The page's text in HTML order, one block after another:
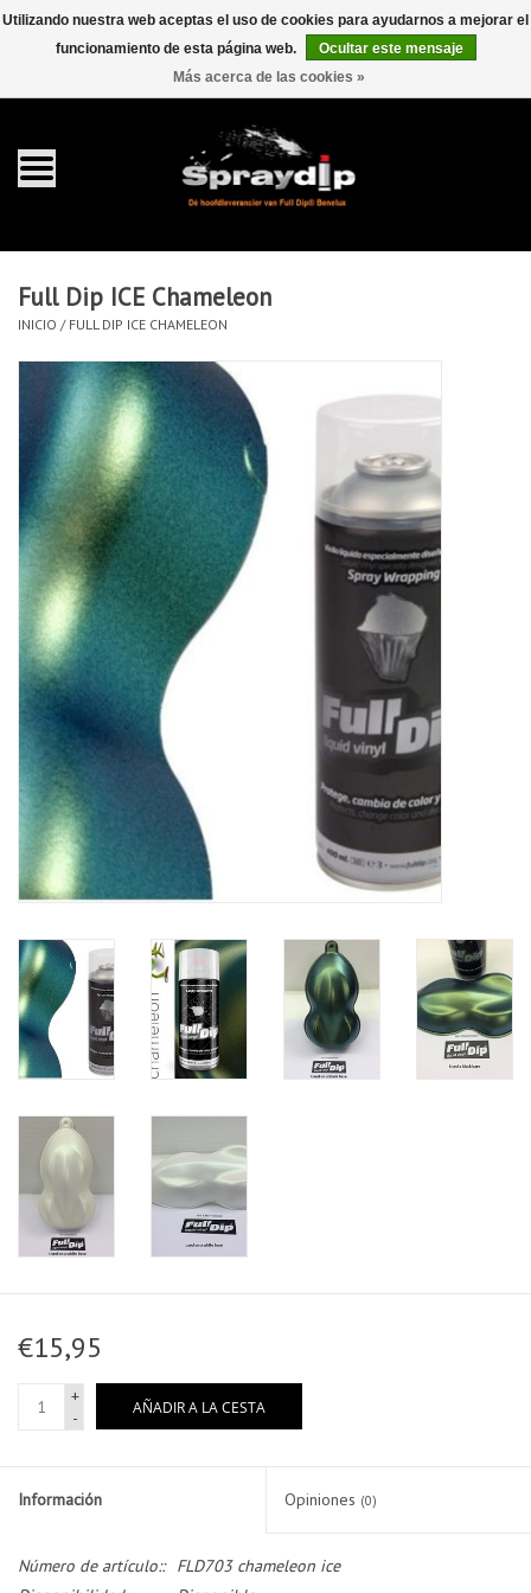
0 Artículos - €0,00
galón 4 liter
Spray 400ml
Completa dip sets
Dip pearls
accesorios Dippen
FullCarX® Detailing
Full Dip ICE Chameleon
INICIO / FULL DIP ICE CHAMELEON
€15,95
+
-
AÑADIR A LA CESTA
Información Opiniones (0)
Número de artículo::
FLD703 chameleon ice
Utilizando nuestra web aceptas el uso de cookies para ayudarnos a mejorar el
funcionamiento de esta página web.
Ocultar este mensaje
Más acerca de las cookies »